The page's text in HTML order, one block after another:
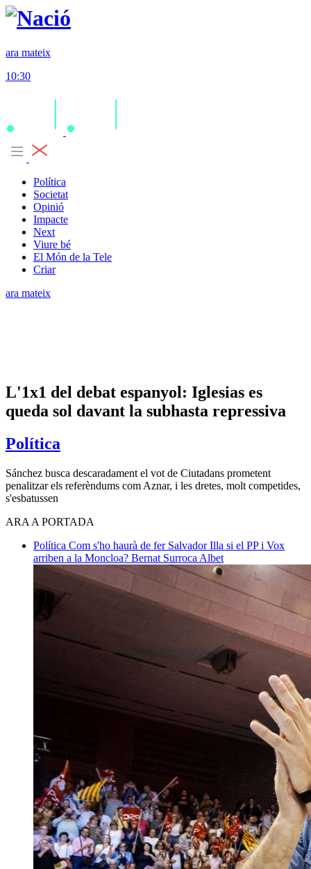
ara mateix
10:30
Política
Societat
Opinió
Impacte
Next
Viure bé
El Món de la Tele
Criar
ara mateix
L'1x1 del debat espanyol: Iglesias es
queda sol davant la subhasta repressiva
Política
Sánchez busca descaradament el vot de Ciutadans prometent
penalitzar els referèndums com Aznar, i les dretes, molt competides,
s'esbatussen
ARA A PORTADA
Política Com s'ho haurà de fer Salvador Illa si el PP i Vox
arriben a la Moncloa? Bernat Surroca Albet